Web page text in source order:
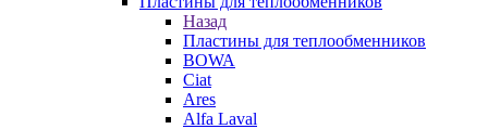
Назад
Пластины для теплообменников
BOWA
Ciat
Ares
Alfa Laval